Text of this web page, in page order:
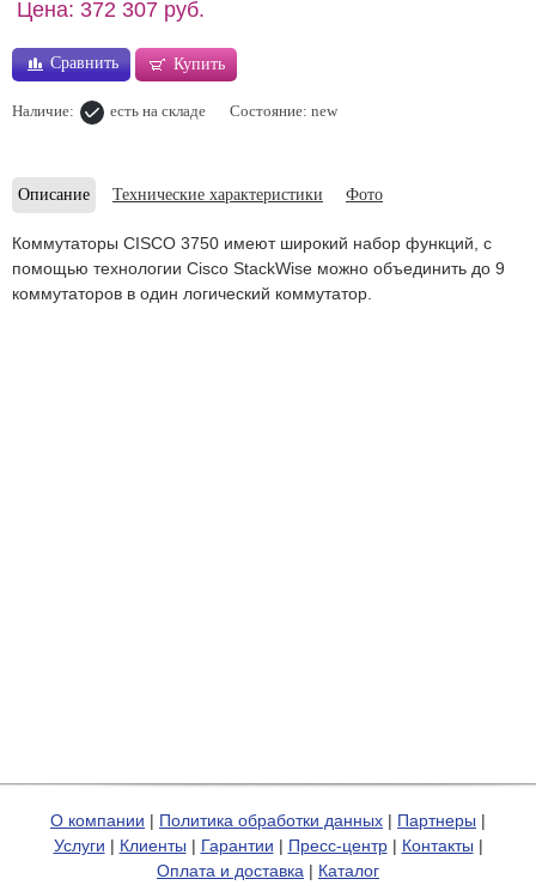
Цена: 372 307 руб.
Сравнить Купить
Наличие: есть на складе Состояние: new
Описание Технические характеристики Фото
Коммутаторы CISCO 3750 имеют широкий набор функций, с
помощью технологии Cisco StackWise можно объединить до 9
коммутаторов в один логический коммутатор.
О компании | Политика обработки данных | Партнеры |
Услуги | Клиенты | Гарантии | Пресс-центр| Контакты |
Оплата и доставка | Каталог